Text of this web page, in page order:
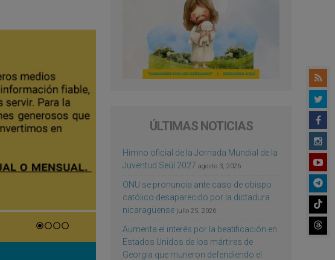
ÚLTIMAS NOTICIAS
Himno oficial de la Jornada Mundial de la
Juventud Seúl 2027 agosto 3, 2026
ONU se pronuncia ante caso de obispo
católico desaparecido por la dictadura
nicaragüense julio 25, 2026
Aumenta el interés por la beatificación en
Estados Unidos de los mártires de
Georgia que murieron defendiendo el